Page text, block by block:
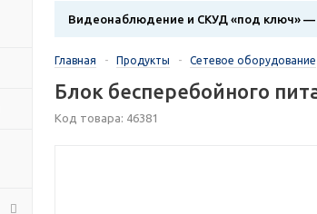
Видеонаблюдение и СКУД «под ключ» —
Главная - Продукты - Сетевое оборудование
Блок бесперебойного
Код товара: 46381